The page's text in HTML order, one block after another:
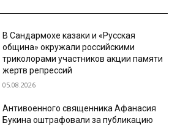
В Сандармохе казаки и «Русская
община» окружали российскими
триколорами участников акции памяти
жертв репрессий
05.08.2026
Антивоенного священника Афанасия
Букина оштрафовали за публикацию